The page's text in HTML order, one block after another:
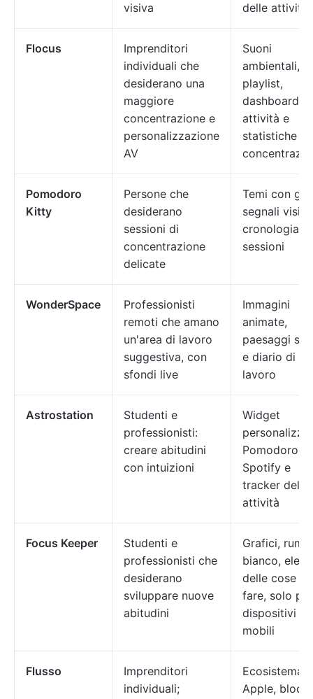
visiva
delle attività
Flocus
Imprenditori
individuali che
desiderano una
maggiore
concentrazione e
personalizzazione
AV
Suoni
ambientali,
playlist,
dashboard
attività e
statistiche
Pomodoro
Kitty
Persone che
desiderano
sessioni di
concentrazione
delicate
Temi con
segnali visivi
cronologia
sessioni
WonderSpace
Professionisti
remoti che amano
un'area di lavoro
suggestiva, con
sfondi live
Immagini
animate,
paesaggi
e diario di
lavoro
Astrostation
Studenti e
professionisti:
creare abitudini
con intuizioni
Widget
Pomodoro +
Spotify e
tracker delle
attività
Focus Keeper
Studenti e
professionisti che
desiderano
sviluppare nuove
abitudini
Grafici,
bianco,
delle cose da
fare, solo per
dispositivi
mobili
Flusso
Imprenditori
individuali;
Ecosistema
Apple,